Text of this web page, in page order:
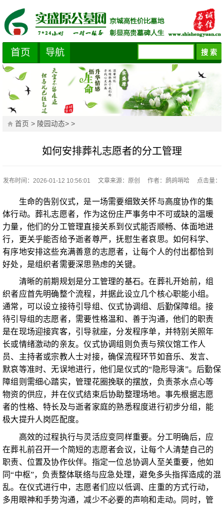
首页 导航
首页 > 陵园动态> >
如何安排葬礼志愿者的分工管理
发布时间：2026-01-12 10:56:01 文章来源：原创 作者：鹧鸪哨哈 点击量：
生命的告别仪式，是一场需要细致关怀与高度协作的集
体行动。葬礼志愿者，作为这份庄严事务中不可或缺的温暖
力量，他们的分工管理直接关系到仪式能否顺畅、体面地进
行，更关乎能否给予逝者尊严，抚慰生者哀思。如何科学、
有序地安排这些充满善意的志愿者，让每个人的付出都恰到
好处，是组织者需要深思熟虑的关键。
清晰的前期规划是分工管理的基石。在葬礼开始前，组
织者应首先明确整个流程，并据此设立几个核心职能小组。
通常，可以设立接待引导组、仪式协调组、后勤保障组。接
待引导组的志愿者，需要性格温和、善于沟通，他们的职责
是在现场迎接宾客，引导就座，分发程序单，并特别关照年
长或情绪激动的亲友。仪式协调组则负责与殡仪馆工作人
员、主持者或宗教人士对接，确保流程环节如音乐、发言、
默哀等准时、无误地进行，他们是仪式的“隐形导演”。后勤保
障组则需细心踏实，管理花圈挽联的摆放，负责茶水点心等
物资的供应，并在仪式结束后协助整理场地。事先根据志愿
者的性格、特长及与逝者家庭的熟悉程度进行初步分组，能
极大提升人岗匹配度。
高效的过程执行与灵活应变同样重要。分工明确后，应
在葬礼前召开一个简短的志愿者会议，让每个人清楚自己的
职责、位置及协作伙伴。指定一位总协调人至关重要，他如
同“中枢”，负责整体联络与应急处理，避免多头指挥造成的混
乱。在仪式进行中，志愿者们应以低调、庄重的方式行动，
多用眼神和手势沟通，减少不必要的声响和走动。同时，管